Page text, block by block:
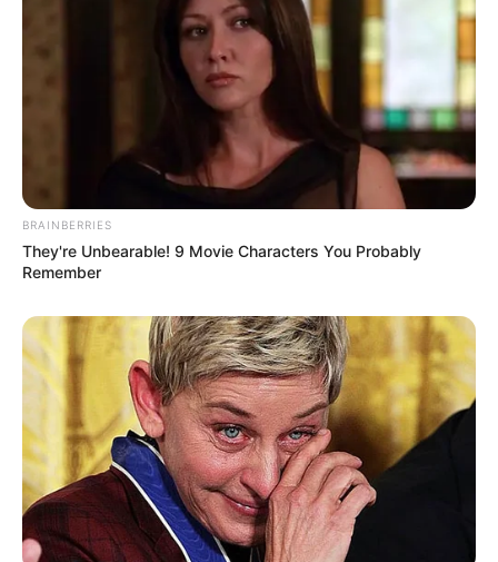
europiane. Përse nuk thonë këta njerëz të iki Berisha, Meta,
Rama, Veliaj, Monika, Spaho, Shehu etj, etj, që jo vetëm e
degjeneruan, vranë, vodhën e shkatërruan këtë vend, por
janë vite-dritë larg Europës, kurse futbolli i Dukës është në
drejtim të standardit europian. Mjaft me propagandë bajate,
alla fletushkës jeshile. Jepni fakte, bëni analiza, përdorni
argumente serioze dhe mos bëni shumë zhurmë për asgjë.
Shoqatat janë në të drejtën e tyre dhe mos i njollosni sipas
shijes së humbësve kronikë.
BRAINBERRIES
They're Unbearable! 9 Movie Characters You Probably
Remember